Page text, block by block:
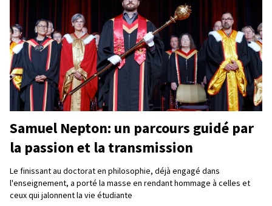
Samuel Nepton: un parcours guidé par
la passion et la transmission
Le finissant au doctorat en philosophie, déjà engagé dans
l'enseignement, a porté la masse en rendant hommage à celles et
ceux qui jalonnent la vie étudiante